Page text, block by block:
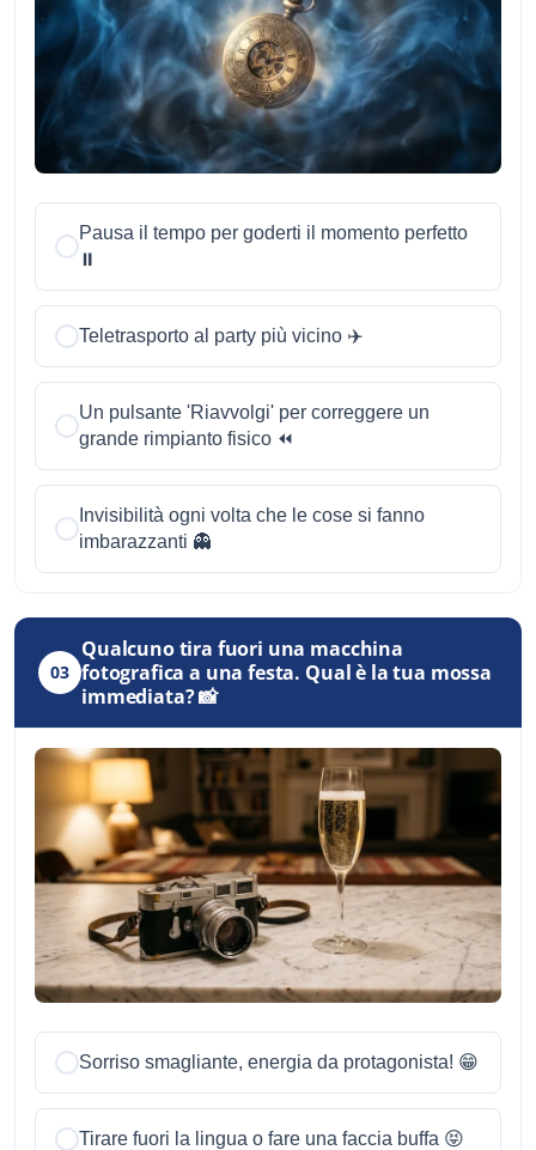
Pausa il tempo per goderti il momento perfetto
⏸️
Teletrasporto al party più vicino ✈️
Un pulsante 'Riavvolgi' per correggere un
grande rimpianto fisico ⏪
Invisibilità ogni volta che le cose si fanno
imbarazzanti 👻
03
Qualcuno tira fuori una macchina
fotografica a una festa. Qual è la tua mossa
immediata? 📸
Sorriso smagliante, energia da protagonista! 😁
Tirare fuori la lingua o fare una faccia buffa 😝